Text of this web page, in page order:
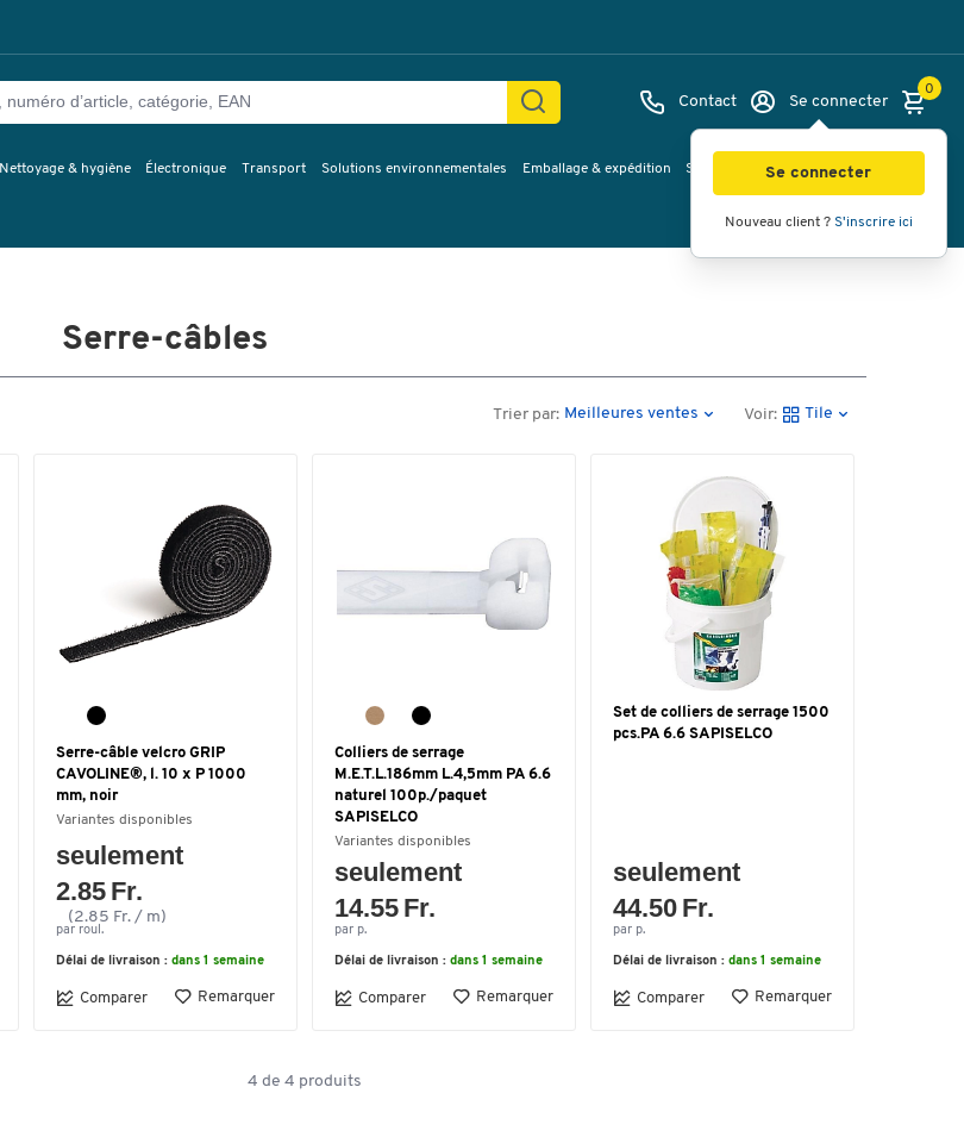
Contact Se connecter
Se connecter
Nouveau client ? S'inscrire ici
0
Nettoyage & hygiène Électronique Transport Solutions environnementales Emballage & expédition Service & Planification Inspirations
Serre-câbles
Trier par: Meilleures ventes Voir: Tile
Serre-câble velcro GRIP
CAVOLINE®, l. 10 x P 1000
mm, noir
Variantes disponibles
seulement
2.85 Fr.
(2.85 Fr. / m)
par roul.
Délai de livraison : dans 1 semaine
Comparer Remarquer
Colliers de serrage
M.E.T.L.186mm L.4,5mm PA 6.6
naturel 100p./paquet
SAPISELCO
Variantes disponibles
seulement
14.55 Fr.
par p.
Délai de livraison : dans 1 semaine
Comparer Remarquer
Set de colliers de serrage 1500
pcs.PA 6.6 SAPISELCO
seulement
44.50 Fr.
par p.
Délai de livraison : dans 1 semaine
Comparer Remarquer
4 de 4 produits